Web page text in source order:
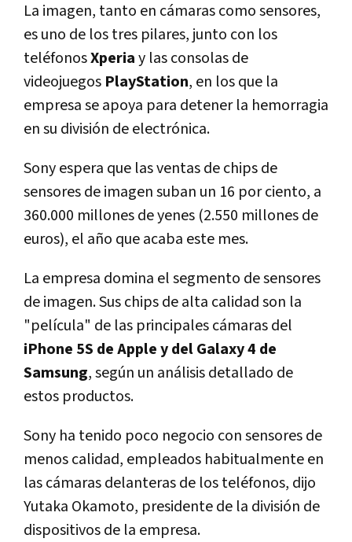
La imagen, tanto en cámaras como sensores,
es uno de los tres pilares, junto con los
teléfonosXperiay las consolas de
videojuegos PlayStation, en los que la
empresa se apoya para detener la hemorragia
en su división de electrónica.
Sony espera que las ventas de chips de
sensores de imagen suban un 16 por ciento, a
360.000 millones de yenes (2.550 millones de
euros), el año que acaba este mes.
La empresa domina el segmento de sensores
de imagen. Sus chips de alta calidad son la
"película" de las principales cámaras del
iPhone 5S de Apple y del Galaxy 4 de
Samsung, según un análisis detallado de
estos productos.
Sony ha tenido poco negocio con sensores de
menos calidad, empleados habitualmente en
las cámaras delanteras de los teléfonos, dijo
Yutaka Okamoto, presidente de la división de
dispositivos de la empresa.